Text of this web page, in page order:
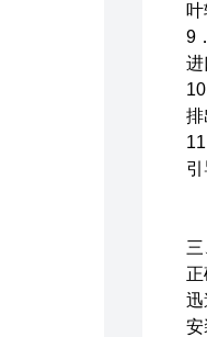
9
进
排
迅
安